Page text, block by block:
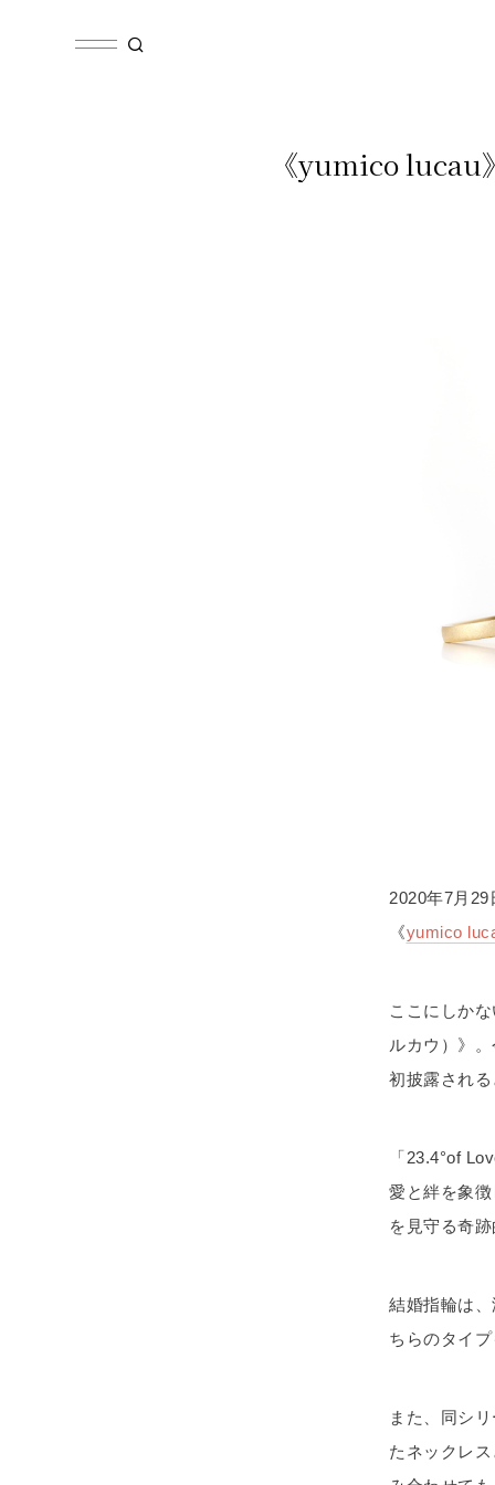
《yumico lucau
2020年7月29
《yumico
ここにしか
ルカウ）》
初披露される
「23.4°of
愛と絆を象
を見守る奇
結婚指輪は
ちらのタイ
また、同シ
たネックレ